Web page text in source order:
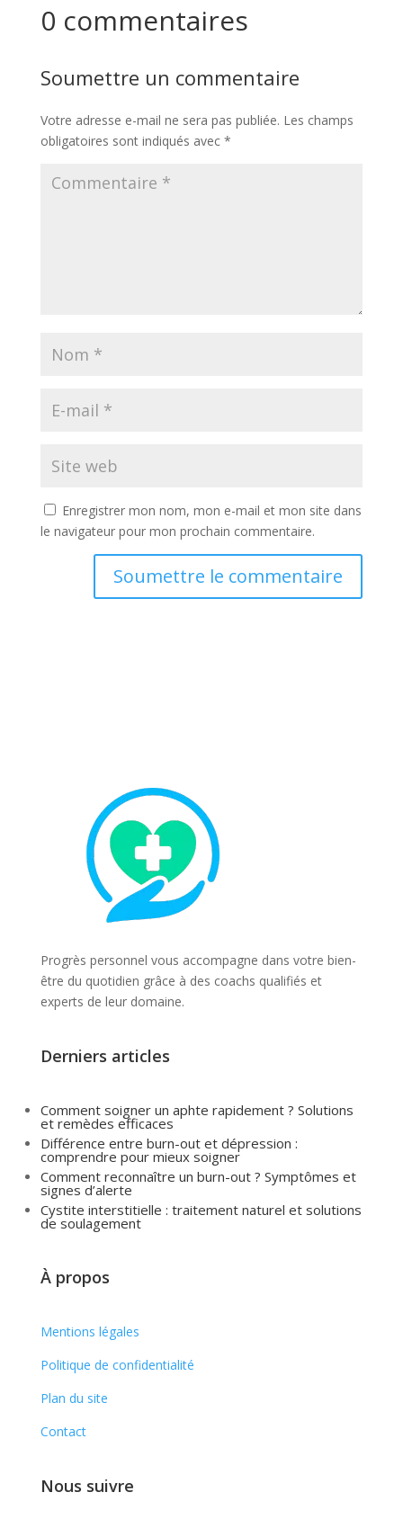
0 commentaires
Soumettre un commentaire
Votre adresse e-mail ne sera pas publiée. Les champs
obligatoires sont indiqués avec *
Enregistrer mon nom, mon e-mail et mon site dans
le navigateur pour mon prochain commentaire.
Soumettre le commentaire
Progrès personnel vous accompagne dans votre bien-
être du quotidien grâce à des coachs qualifiés et
experts de leur domaine.
Derniers articles
Comment soigner un aphte rapidement ? Solutions
et remèdes efficaces
Différence entre burn-out et dépression :
comprendre pour mieux soigner
Comment reconnaître un burn-out ? Symptômes et
signes d’alerte
Cystite interstitielle : traitement naturel et solutions
de soulagement
À propos
Mentions légales
Politique de confidentialité
Plan du site
Contact
Nous suivre